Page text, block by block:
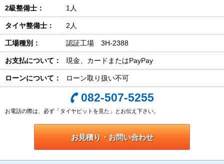
2級整備士： 1人
タイヤ整備士： 2人
工場種別： 認証工場 3H-2388
お支払について： 現金、カードまたはPayPay
ローンについて： ローン取り扱い不可
082-507-5255
お電話の際は、必ず「タイヤピットを見た」とお伝え下さい。
お見積り・お問い合わせ